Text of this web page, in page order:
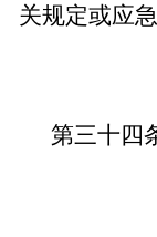
关规定或应
第三十四